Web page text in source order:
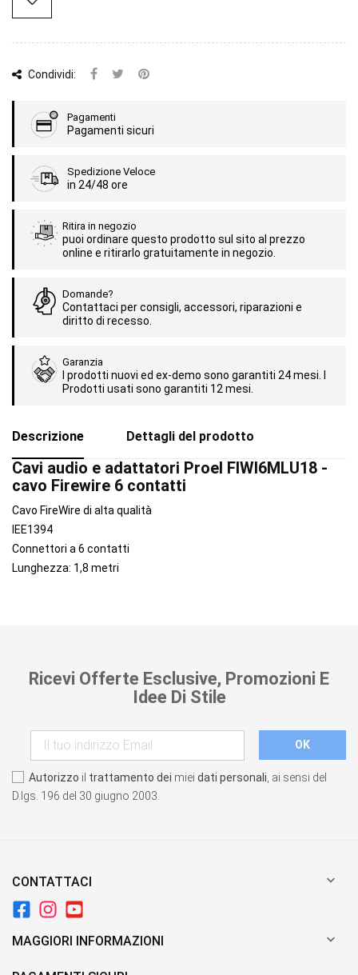
Condividi:
Pagamenti
Pagamenti sicuri
Spedizione Veloce
in 24/48 ore
Ritira in negozio
puoi ordinare questo prodotto sul sito al prezzo
online e ritirarlo gratuitamente in negozio.
Domande?
Contattaci per consigli, accessori, riparazioni e
diritto di recesso.
Garanzia
I prodotti nuovi ed ex-demo sono garantiti 24 mesi. I
Prodotti usati sono garantiti 12 mesi.
Descrizione Dettagli del prodotto
Cavi audio e adattatori Proel FIWI6MLU18 -
cavo Firewire 6 contatti
Cavo FireWire di alta qualità
IEE1394
Connettori a 6 contatti
Lunghezza: 1,8 metri
Ricevi Offerte Esclusive, Promozioni E
Idee Di Stile
Autorizzo il trattamento dei miei dati personali , ai sensi del
D.lgs. 196 del 30 giugno 2003.
CONTATTACI 
MAGGIORI INFORMAZIONI 